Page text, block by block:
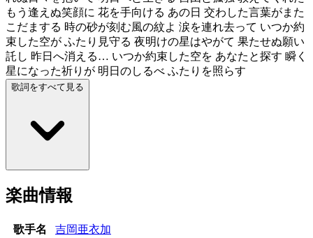
もう逢えぬ笑顔に 花を手向ける あの日 交わした言葉がまた
こだまする 時の砂が刻む風の紋よ 涙を連れ去って いつか約
束した空が ふたり見守る 夜明けの星はやがて 果たせぬ願い
託し 昨日へ消える… いつか約束した空を あなたと探す 瞬く
星になった祈りが 明日のしるべ ふたりを照らす
歌詞をすべて見る
楽曲情報
歌手名
吉岡亜衣加